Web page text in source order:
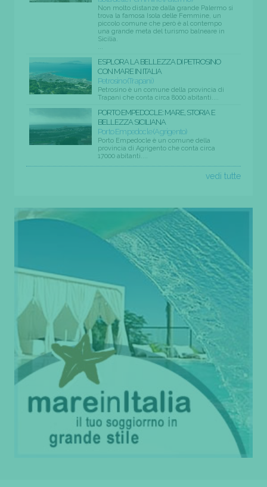
Non molto distanze dalla grande Palermo si
trova la famosa Isola delle Femmine, un
piccolo comune che però è al contempo
una grande meta del turismo balneare in
Sicilia.
...
ESPLORA LA BELLEZZA DI PETROSINO
CON MARE IN ITALIA
Petrosino (Trapani)
Petrosino è un comune della provincia di
Trapani che conta circa 8000 abitanti....
PORTO EMPEDOCLE: MARE, STORIA E
BELLEZZA SICILIANA
Porto Empedocle (Agrigento)
Porto Empedocle è un comune della
provincia di Agrigento che conta circa
17000 abitanti....
vedi tutte